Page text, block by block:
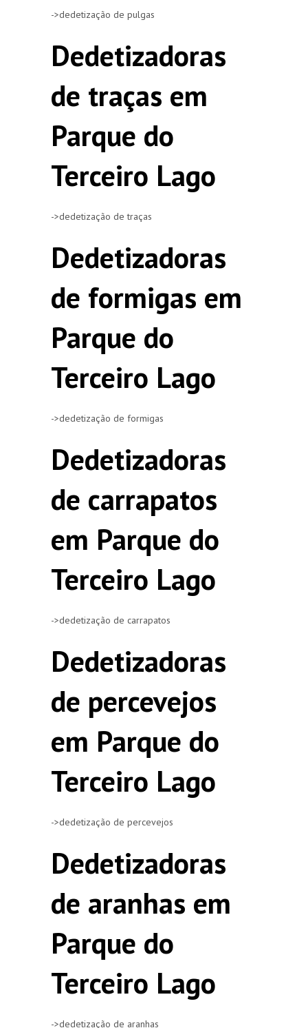
->dedetização de pulgas
Dedetizadoras
de traças em
Parque do
Terceiro Lago
->dedetização de traças
Dedetizadoras
de formigas em
Parque do
Terceiro Lago
->dedetização de formigas
Dedetizadoras
de carrapatos
em Parque do
Terceiro Lago
->dedetização de carrapatos
Dedetizadoras
de percevejos
em Parque do
Terceiro Lago
->dedetização de percevejos
Dedetizadoras
de aranhas em
Parque do
Terceiro Lago
->dedetização de aranhas